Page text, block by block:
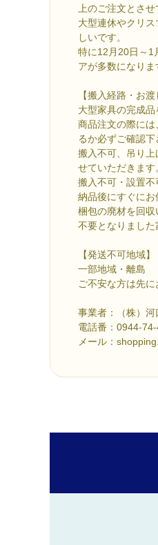
上のご注文とさせ
大型連休やクリ
しいです。
特に12月20日～1
アが多数になりま
【搬入経路・お渡
大型家具の完成品
商品注文の際に
るか必ずご確認下
搬入不可、吊り
せていただきます
搬入不可・設置不
納品後にすぐにお
梱包の廃材を回収
不要となりました
【発送不可地域】
一部地域・離島
ご不安な方は先に
事業者：（株）
電話番：0944-74-
メール：